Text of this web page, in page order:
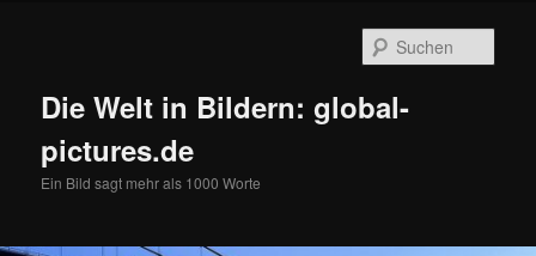
Die Welt in Bildern: global-
pictures.de
Ein Bild sagt mehr als 1000 Worte